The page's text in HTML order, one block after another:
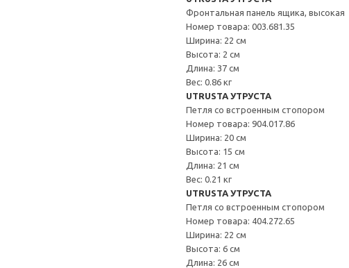
Фронтальная панель ящика, высокая
Номер товара: 003.681.35
Ширина: 22 см
Высота: 2 см
Длина: 37 см
Вес: 0.86 кг
UTRUSTA УТРУСТА
Петля со встроенным стопором
Номер товара: 904.017.86
Ширина: 20 см
Высота: 15 см
Длина: 21 см
Вес: 0.21 кг
UTRUSTA УТРУСТА
Петля со встроенным стопором
Номер товара: 404.272.65
Ширина: 22 см
Высота: 6 см
Длина: 26 см